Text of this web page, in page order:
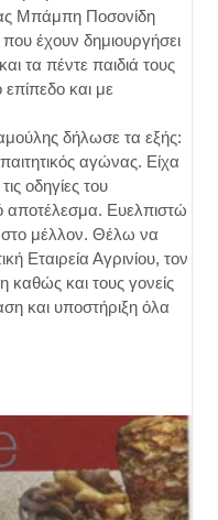
Μπάμπη Ποσονίδη
έχουν δημιουργήσει
τα πέντε παιδιά τους
και με
δήλωσε τα εξής:
αγώνας. Είχα
οδηγίες του
αποτέλεσμα. Ευελπιστώ
στο μέλλον. Θέλω να
Εταιρεία Αγρινίου, τον
και τους γονείς
και υποστήριξη όλα